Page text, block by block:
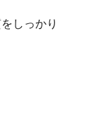
しっかり